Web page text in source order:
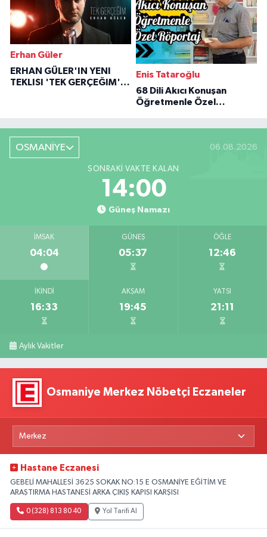
Erhan Güler
ERHAN GÜLER'IN YENI
TEKLISI 'TEK GERÇEĞIM'LE
Enis Tataroğlu
68 Dili Akıcı Konuşan
Öğretmenle Özel
OSMANİYE 06.08.2026
SONRAKI VAKTE KALAN
13:59
Güneş Namazı
İMSAK
04:04
GÜNEŞ
05:37
ÖĞLE
12:46
İKINDI
16:33
AKŞAM
19:45
YATSI
21:11
Aylık Vakitler
Osmaniye Merkez Nöbetçi Eczaneler
Hastane Eczanesi
GEBELİ MAHALLESİ 3625 SOKAK NO:15 E OSMANİYE EĞİTİM VE
ARAŞTIRMA HASTANESİ ARKA ÇIKIŞ KAPISI KARŞISI
0 (328) 813 80 40 Yol Tarifi Al